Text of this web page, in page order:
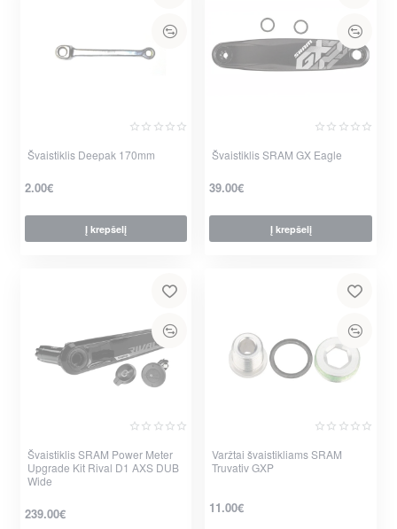
Švaistiklis Deepak 170mm
2.00€
Į krepšelį
Švaistiklis SRAM GX Eagle
39.00€
Į krepšelį
Švaistiklis SRAM Power Meter
Upgrade Kit Rival D1 AXS DUB
Wide
239.00€
Varžtai švaistikliams SRAM
Truvativ GXP
11.00€